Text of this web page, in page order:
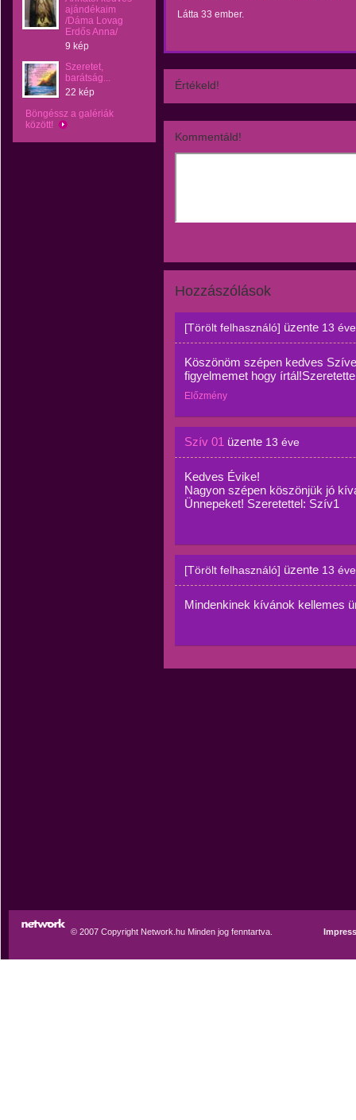
ajándékaim
/Dáma Lovag
Erdős Anna/
9 kép
Szeretet,
barátság...
22 kép
Böngéssz a galériák
között!
Látta 33 ember.
Értékeld!
Kommentáld!
Hozzászólások
[Törölt felhasználó] üzente 13 éve
Köszönöm szépen kedves
figyelmemet hogy
Előzmény
Szív 01 üzente 13 éve
Kedves Évike!
Nagyon szépen köszönjük jó
Ünnepeket! Szeretettel: Szív1
[Törölt felhasználó] üzente 13 éve
Mindenkinek kívánok kellemes
© 2007 Copyright Network.hu Minden jog fenntartva.